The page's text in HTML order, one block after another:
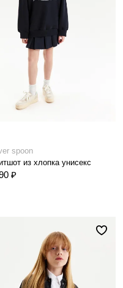
spoon
из хлопка унисекс
₽